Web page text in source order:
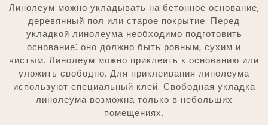
Линолеум можно укладывать на бетонное основание,
деревянный пол или старое покрытие. Перед
укладкой линолеума необходимо подготовить
основание⁚ оно должно быть ровным, сухим и
чистым. Линолеум можно приклеить к основанию или
уложить свободно. Для приклеивания линолеума
используют специальный клей. Свободная укладка
линолеума возможна только в небольших
помещениях.